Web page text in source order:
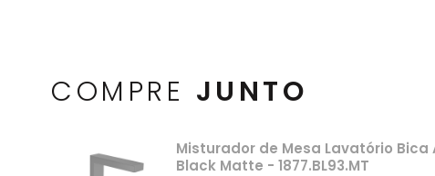
COMPRE JUNTO
Misturador de Mesa Lavatório Bica
Black Matte - 1877.BL93.MT